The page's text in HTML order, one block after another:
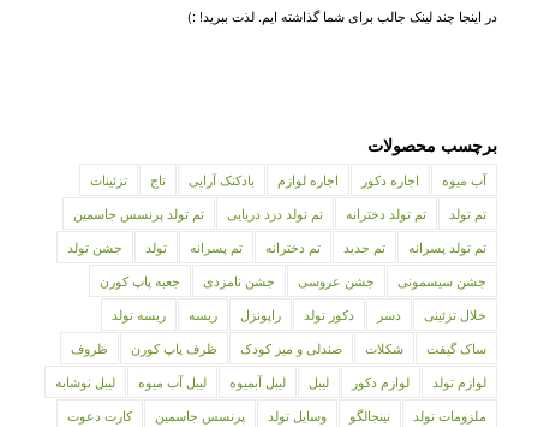
در اینجا چند لینک جالب برای شما گذاشته ایم. لذت ببرید! :)
برچسب محصولات
آب میوه اجاره دکور اجاره لوازم بادکنک آرایی تاج
تزئینات
تم تولد
تم تولد دخترانه تم تولد دزد دریایی
تم تولد پرنسس جاسمین
تم تولد پسرانه
تم جدید تم دخترانه تم پسرانه تولد
جشن تولد
جشن سیسمونی
جشن عروسی جشن نامزدی
جعبه پاپ کورن
خلال تزئینی
دسر دکور تولد راپونزل ریسه
ریسه تولد
ساک گیفت
شکلات صندلی و میز کودک ظرف پاپ کورن
ظروف
لوازم تولد
لوازم دکور لیبل لیبل آبمیوه لیبل آب میوه
لیبل نوشابه
ملزومات تولد
نینجالگو وسایل تولد پرنسس جاسمین
کارت دعوت